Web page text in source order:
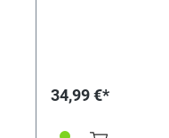
34,99 €*